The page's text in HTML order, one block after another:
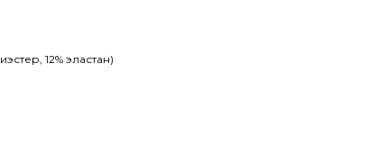
12% эластан)